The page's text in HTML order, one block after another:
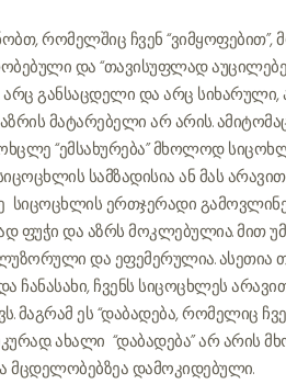
რომელშიც ჩვენ “ვიმყოფებით”,
და “თავისუფლად
განსაცდელი და არც
მატარებელი არ არის.
“ემსახურება” მხოლოდ
სამზადისია ან მას
სიცოცხლის ერთჯერადი
ფუჭი და აზრს მოკლებულია. მით
და ეფემერულია. ასეთია
ჩვენს სიცოცხლეს
მაგრამ ეს “დაბადება, რომელიც
ახალი “დაბადება” არ
მცდელობებზეა დამოკიდებული.